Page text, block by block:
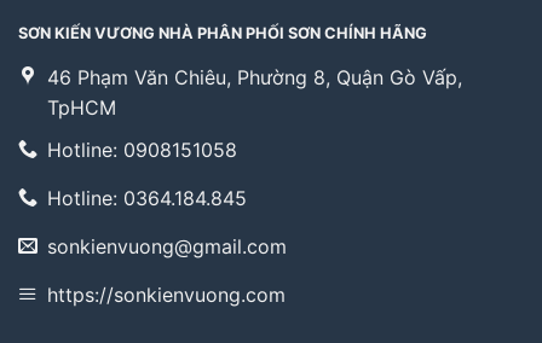
SƠN KIẾN VƯƠNG NHÀ PHÂN PHỐI SƠN CHÍNH HÃNG
46 Phạm Văn Chiêu, Phường 8, Quận Gò Vấp,
TpHCM
Hotline: 0908151058
Hotline: 0364.184.845
sonkienvuong@gmail.com
https://sonkienvuong.com